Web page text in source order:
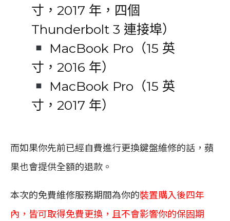
寸，2017 年，四個
Thunderbolt 3 連接埠）
MacBook Pro（15 英
寸，2016 年）
MacBook Pro（15 英
寸，2017 年）
而如果你先前已經自費進行更換鍵盤維修的話，蘋
果也會提供全額的退款。
本次的免費維修服務期間為你的裝置購入後四年
內，皆可取得免費更換，且不會影響你的保固期